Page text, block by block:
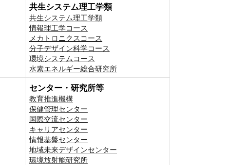
共生システム理工学類
共生システム理工学類
情報理工学コース
メカトロニクスコース
分子デザイン科学コース
環境システムコース
⽔素エネルギー総合研究所
センター・研究所等
教育推進機構
保健管理センター
国際交流センター
キャリアセンター
情報基盤センター
地域未来デザインセンター
環境放射能研究所